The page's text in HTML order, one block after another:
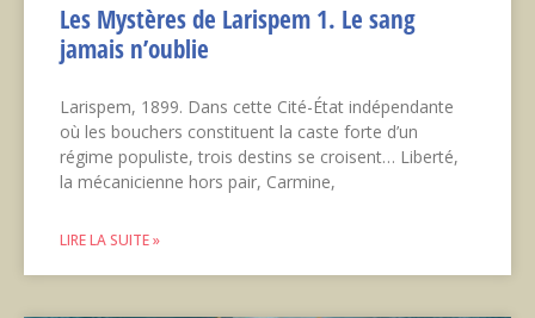
Les Mystères de Larispem 1. Le sang
jamais n’oublie
Larispem, 1899. Dans cette Cité-État indépendante
où les bouchers constituent la caste forte d’un
régime populiste, trois destins se croisent… Liberté,
la mécanicienne hors pair, Carmine,
LIRE LA SUITE »